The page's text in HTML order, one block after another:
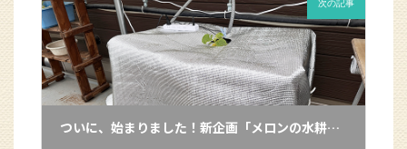
次の記事
ついに、始まりました！新企画「メロンの水耕栽培プロジェクト」